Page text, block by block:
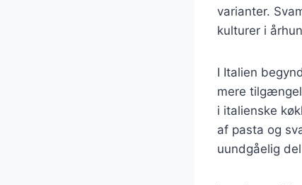
varianter.
kulturer i
I Italien
mere
i italienske
af pasta og
uundgåelig